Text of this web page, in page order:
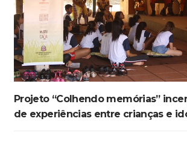
Projeto “Colhendo memórias”
de experiências entre crianças e